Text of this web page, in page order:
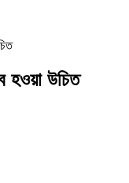
হওয়া উচিত